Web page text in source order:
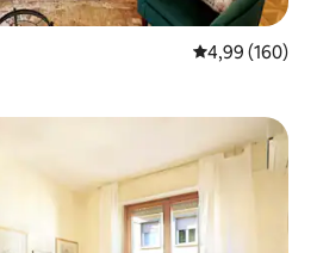
4,99 ud af 5 i
4,99 (160)